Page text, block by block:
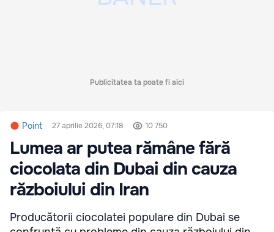
Publicitatea ta poate fi aici
Point 27 aprilie 2026, 07:18 10 750
Lumea ar putea rămâne fără
ciocolata din Dubai din cauza
războiului din Iran
Producătorii ciocolatei populare din Dubai se